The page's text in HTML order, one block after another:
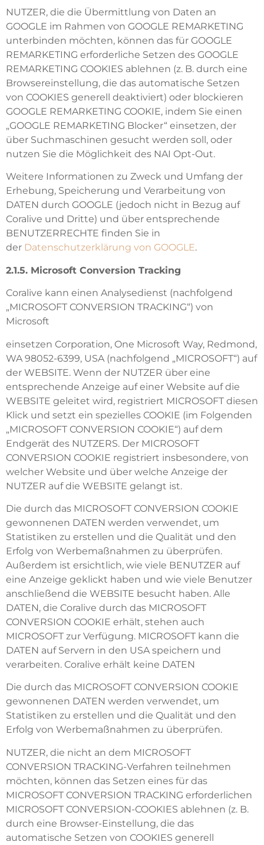
NUTZER, die die Übermittlung von Daten an
GOOGLE im Rahmen von GOOGLE REMARKETING
unterbinden möchten, können das für GOOGLE
REMARKETING erforderliche Setzen des GOOGLE
REMARKETING COOKIES ablehnen (z. B. durch eine
Browsereinstellung, die das automatische Setzen
von COOKIES generell deaktiviert) oder blockieren
GOOGLE REMARKETING COOKIE, indem Sie einen
„GOOGLE REMARKETING Blocker“ einsetzen, der
über Suchmaschinen gesucht werden soll, oder
nutzen Sie die Möglichkeit des NAI Opt-Out.
Weitere Informationen zu Zweck und Umfang der
Erhebung, Speicherung und Verarbeitung von
DATEN durch GOOGLE (jedoch nicht in Bezug auf
Coralive und Dritte) und über entsprechende
BENUTZERRECHTE finden Sie in
der Datenschutzerklärung von GOOGLE.
2.1.5. Microsoft Conversion Tracking
Coralive kann einen Analysedienst (nachfolgend
„MICROSOFT CONVERSION TRACKING“) von
Microsoft
einsetzen Corporation, One Microsoft Way, Redmond,
WA 98052-6399, USA (nachfolgend „MICROSOFT“) auf
der WEBSITE. Wenn der NUTZER über eine
entsprechende Anzeige auf einer Website auf die
WEBSITE geleitet wird, registriert MICROSOFT diesen
Klick und setzt ein spezielles COOKIE (im Folgenden
„MICROSOFT CONVERSION COOKIE“) auf dem
Endgerät des NUTZERS. Der MICROSOFT
CONVERSION COOKIE registriert insbesondere, von
welcher Website und über welche Anzeige der
NUTZER auf die WEBSITE gelangt ist.
Die durch das MICROSOFT CONVERSION COOKIE
gewonnenen DATEN werden verwendet, um
Statistiken zu erstellen und die Qualität und den
Erfolg von Werbemaßnahmen zu überprüfen.
Außerdem ist ersichtlich, wie viele BENUTZER auf
eine Anzeige geklickt haben und wie viele Benutzer
anschließend die WEBSITE besucht haben. Alle
DATEN, die Coralive durch das MICROSOFT
CONVERSION COOKIE erhält, stehen auch
MICROSOFT zur Verfügung. MICROSOFT kann die
DATEN auf Servern in den USA speichern und
verarbeiten. Coralive erhält keine DATEN
Die durch das MICROSOFT CONVERSION COOKIE
gewonnenen DATEN werden verwendet, um
Statistiken zu erstellen und die Qualität und den
Erfolg von Werbemaßnahmen zu überprüfen.
NUTZER, die nicht an dem MICROSOFT
CONVERSION TRACKING-Verfahren teilnehmen
möchten, können das Setzen eines für das
MICROSOFT CONVERSION TRACKING erforderlichen
MICROSOFT CONVERSION-COOKIES ablehnen (z. B.
durch eine Browser-Einstellung, die das
automatische Setzen von COOKIES generell